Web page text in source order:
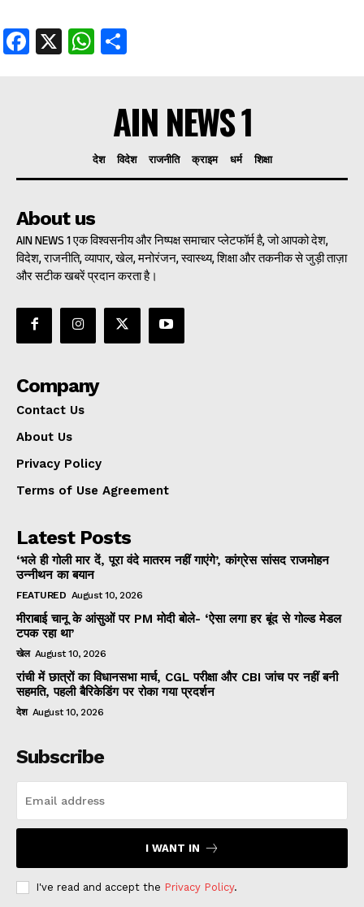
Facebook
X WhatsApp
AIN NEWS 1
देश विदेश राजनीति क्राइम धर्म शिक्षा
About us
AIN NEWS 1 एक विश्वसनीय और निष्पक्ष समाचार प्लेटफॉर्म है, जो आपको देश,
विदेश, राजनीति, व्यापार, खेल, मनोरंजन, स्वास्थ्य, शिक्षा और तकनीक से जुड़ी ताज़ा
और सटीक खबरें प्रदान करता है।
Company
Contact Us
About Us
Privacy Policy
Terms of Use Agreement
Latest Posts
‘भले ही गोली मार दें, पूरा वंदे मातरम नहीं गाएंगे’, कांग्रेस सांसद राजमोहन
उन्नीथन का बयान
FEATURED August 10, 2026
मीराबाई चानू के आंसुओं पर PM मोदी बोले- ‘ऐसा लगा हर बूंद से गोल्ड मेडल
टपक रहा था’
खेल August 10, 2026
रांची में छात्रों का विधानसभा मार्च, CGL परीक्षा और CBI जांच पर नहीं बनी
सहमति, पहली बैरिकेडिंग पर रोका गया प्रदर्शन
देश August 10, 2026
Subscribe
I WANT IN
I've read and accept the Privacy Policy.